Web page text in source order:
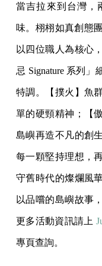
當吉拉來到台灣，
味。栩栩如真創態
以四位職人為核心
忌 Signature 系列
特調。【撲火】魚
單的硬頸精神；【
島嶼再造不凡的創
每一顆堅持理想，
守舊時代的燦爛風
以品嚐的島嶼故事
更多活動資訊請上
專頁查詢。